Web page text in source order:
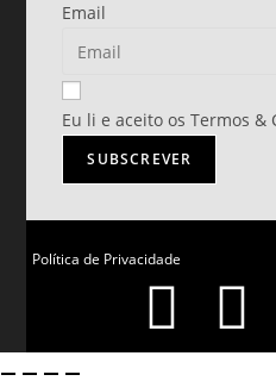
Email
Eu li e aceito os Termos &
SUBSCREVER
Política de Privacidade